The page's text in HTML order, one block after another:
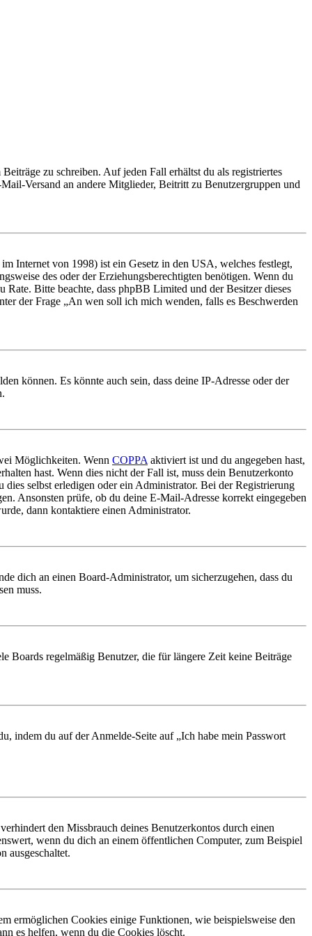
zu schreiben. Auf jeden Fall erhältst du als registriertes
Versand an andere Mitglieder, Beitritt zu Benutzergruppen und
Internet von 1998) ist ein Gesetz in den USA, welches festlegt,
des oder der Erziehungsberechtigten benötigen. Wenn du
Bitte beachte, dass phpBB Limited und der Besitzer dieses
der Frage „An wen soll ich mich wenden, falls es Beschwerden
können. Es könnte auch sein, dass deine IP-Adresse oder der
Möglichkeiten. Wenn COPPA aktiviert ist und du angegeben hast,
hast. Wenn dies nicht der Fall ist, muss dein Benutzerkonto
selbst erledigen oder ein Administrator. Bei der Registrierung
Ansonsten prüfe, ob du deine E-Mail-Adresse korrekt eingegeben
dann kontaktiere einen Administrator.
dich an einen Board-Administrator, um sicherzugehen, dass du
muss.
Boards regelmäßig Benutzer, die für längere Zeit keine Beiträge
indem du auf der Anmelde-Seite auf „Ich habe mein Passwort
den Missbrauch deines Benutzerkontos durch einen
wenn du dich an einem öffentlichen Computer, zum Beispiel
ausgeschaltet.
ermöglichen Cookies einige Funktionen, wie beispielsweise den
es helfen, wenn du die Cookies löscht.